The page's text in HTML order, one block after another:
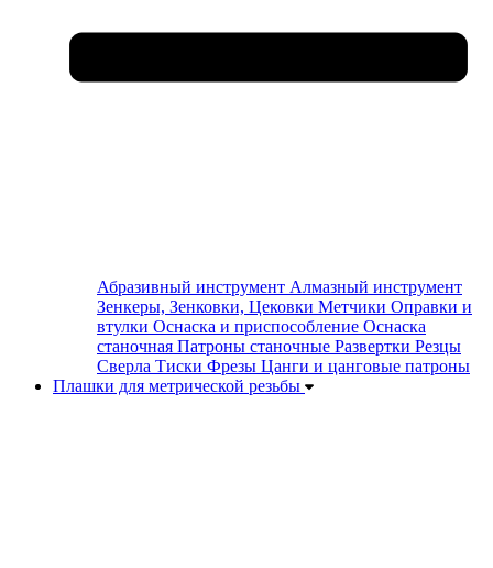
Абразивный инструмент Алмазный инструмент
Зенкеры, Зенковки, Цековки Метчики Оправки и
втулки Оснаска и приспособление Оснаска
станочная Патроны станочные Развертки Резцы
Сверла Тиски Фрезы Цанги и цанговые патроны
Плашки для метрической резьбы